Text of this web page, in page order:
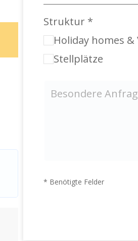
Struktur *
Holiday homes &
Stellplätze
* Benötigte Felder